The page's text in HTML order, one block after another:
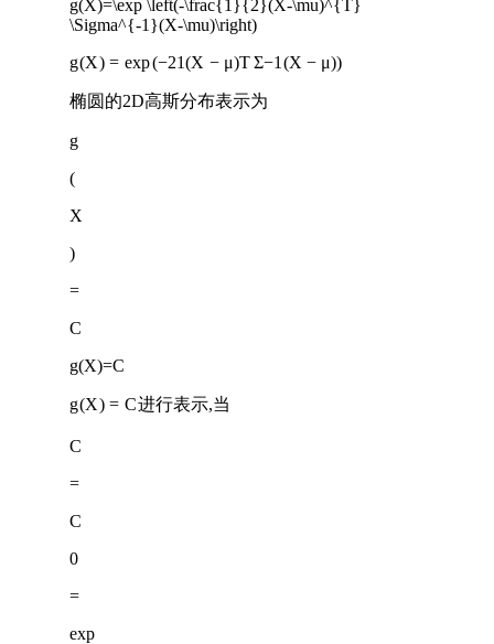
g(X)=\exp \left(-\frac{1}{2}(X-\mu)^{T}
\Sigma^{-1}(X-\mu)\right)
g(X) = exp(−21(X − μ)TΣ−1 (X − μ))
椭圆的2D高斯分布表示为
g
(
X
)
=
C
g(X)=C
g(X) = C进行表示,当
C
=
C
0
=
exp